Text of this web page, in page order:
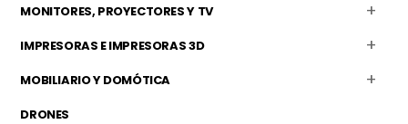
MONITORES, PROYECTORES Y TV
IMPRESORAS E IMPRESORAS 3D
MOBILIARIO Y DOMÓTICA
DRONES